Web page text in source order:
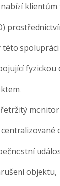
nabízí
této
fyzickou
objektu,